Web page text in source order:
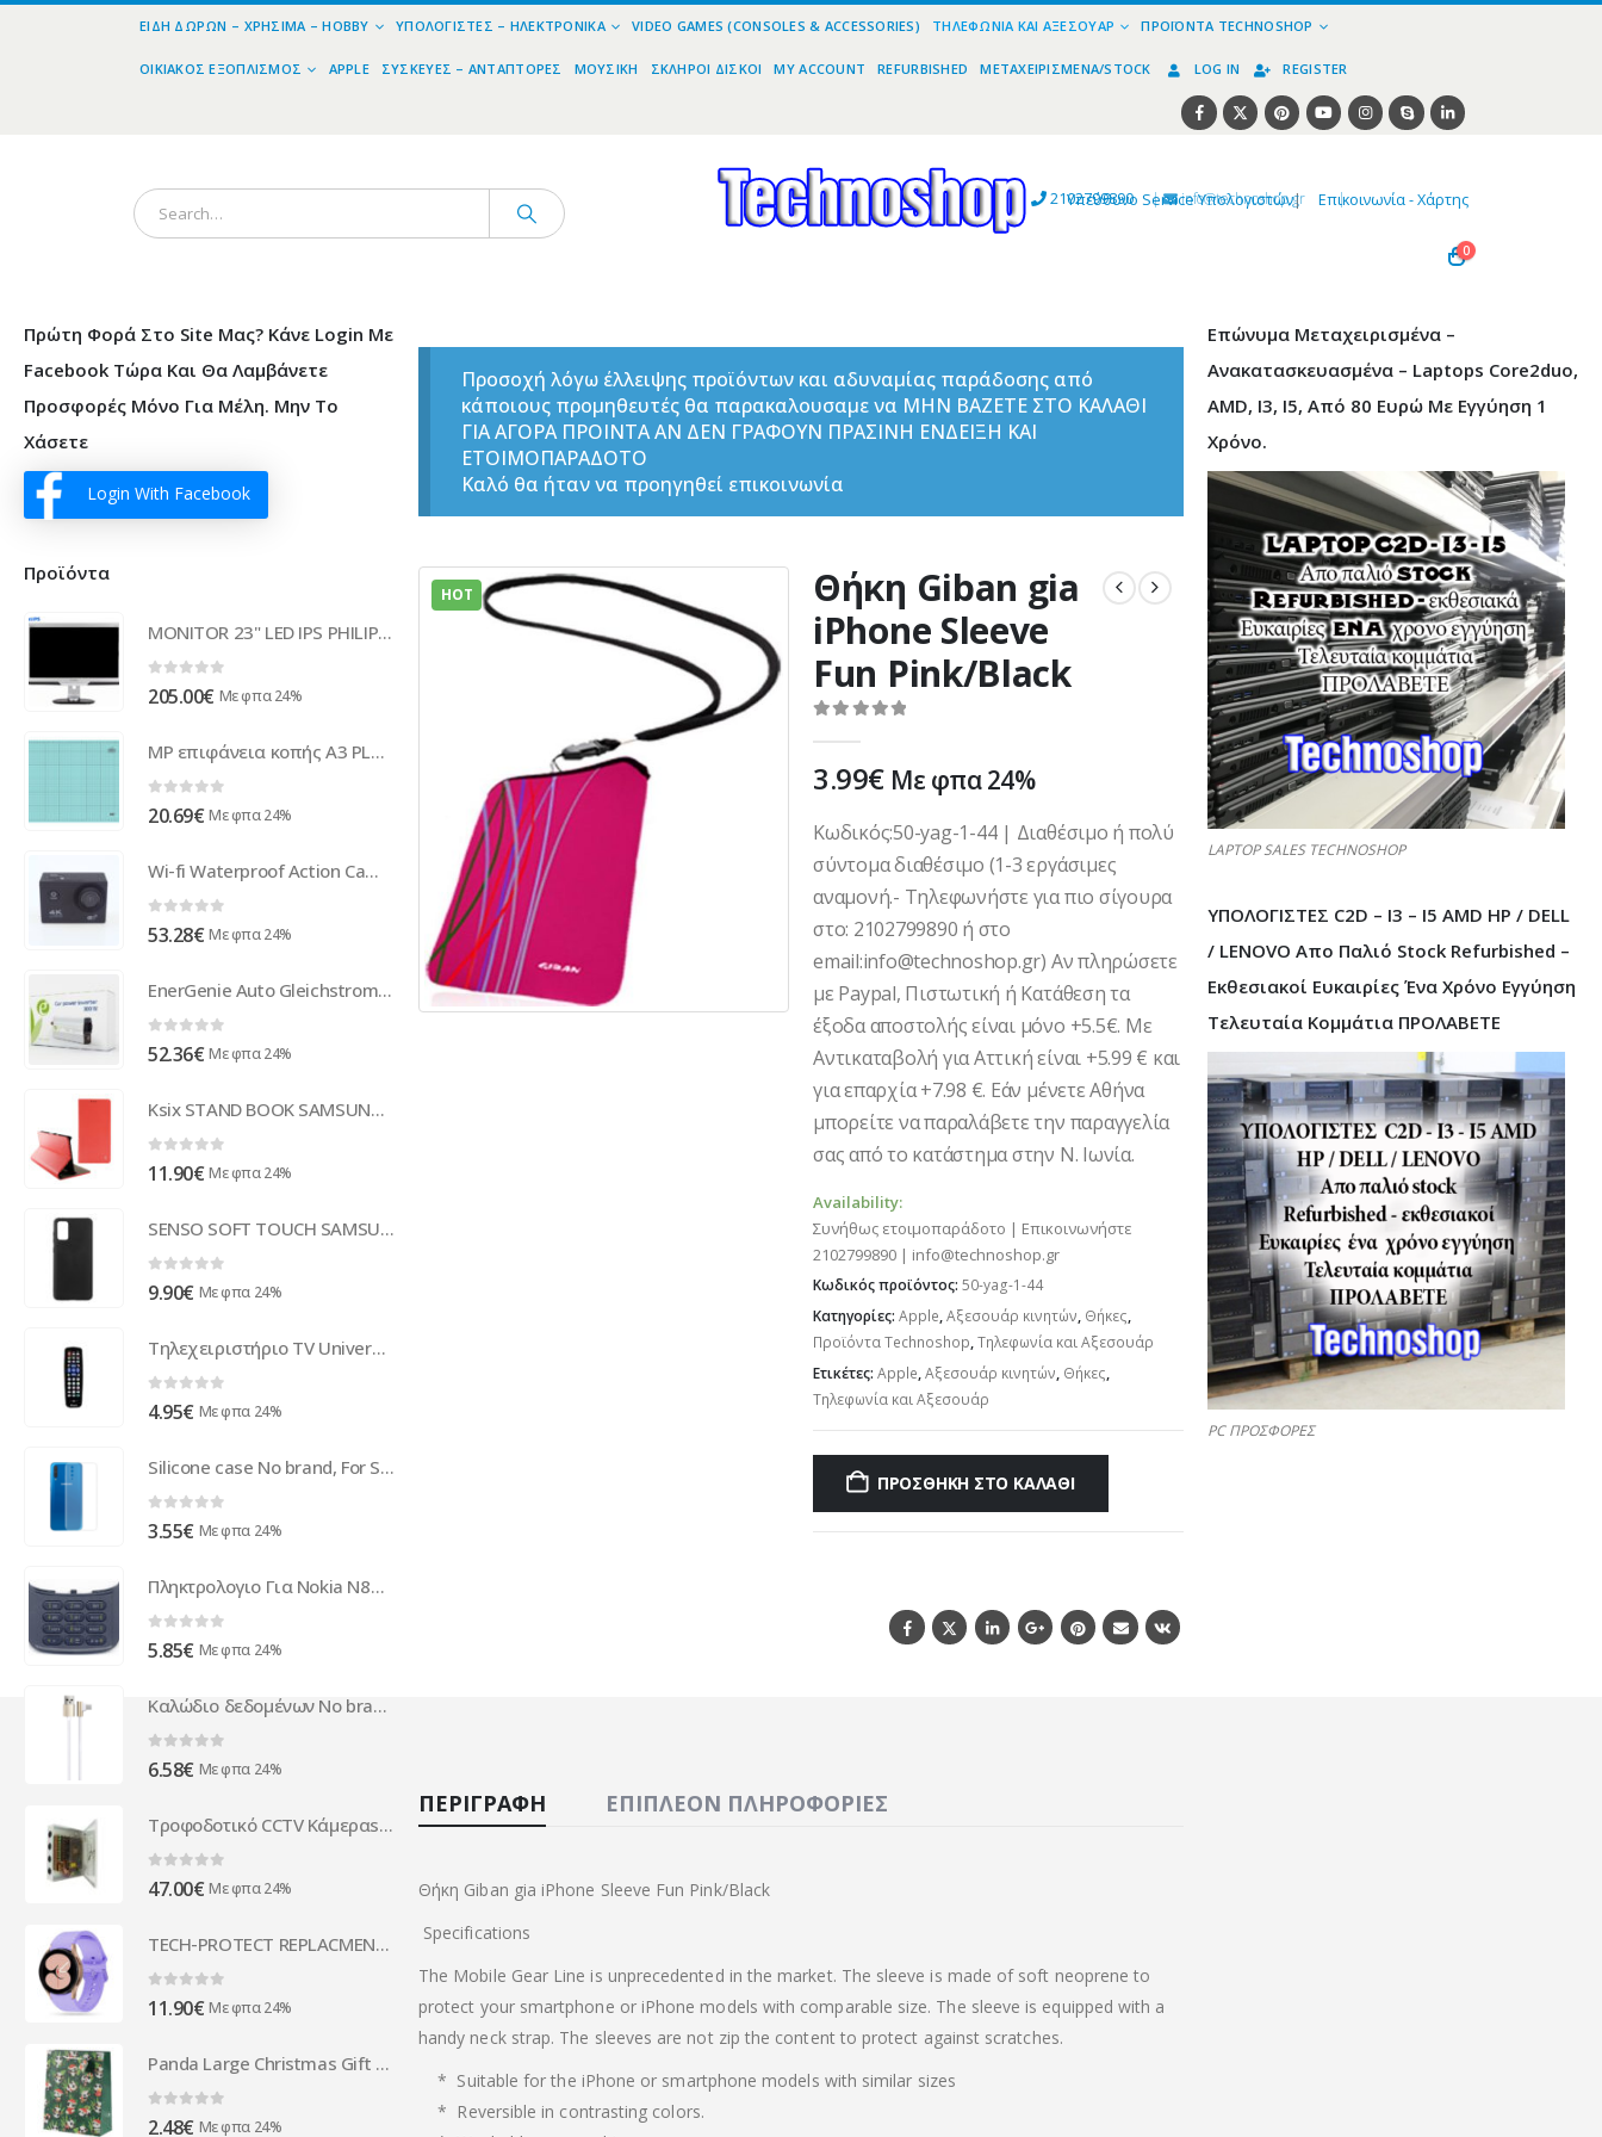
ΕΊΔΗ ΔΏΡΩΝ – ΧΡΉΣΙΜΑ – HOBBY ΥΠΟΛΟΓΙΣΤΈΣ – ΗΛΕΚΤΡΟΝΙΚΆ VIDEO GAMES (CONSOLES & ACCESSORIES) ΤΗΛΕΦΩΝΊΑ ΚΑΙ ΑΞΕΣΟΥΆΡ ΠΡΟΪΌΝΤΑ TECHNOSHOP
ΟΙΚΙΑΚΌΣ ΕΞΟΠΛΙΣΜΌΣ APPLE ΣΥΣΚΕΥΈΣ – ΑΝΤΆΠΤΟΡΕΣ ΜΟΥΣΙΚΉ ΣΚΛΗΡΟΊ ΔΊΣΚΟΙ MY ACCOUNT REFURBISHED ΜΕΤΑΧΕΙΡΙΣΜΈΝΑ/STOCK LOG IN REGISTER
2102799890 | info@technoshop,gr |
Υπεύθυνο Service Υπολογιστών| Επικοινωνία - Χάρτης
0
Προσοχή λόγω έλλειψης προϊόντων και αδυναμίας παράδοσης από
κάποιους προμηθευτές θα παρακαλουσαμε να ΜΗΝ ΒΑΖΕΤΕ ΣΤΟ ΚΑΛΑΘΙ
ΓΙΑ ΑΓΟΡΑ ΠΡΟΙΝΤΑ ΑΝ ΔΕΝ ΓΡΑΦΟΥΝ ΠΡΑΣΙΝΗ ΕΝΔΕΙΞΗ ΚΑΙ
ΕΤΟΙΜΟΠΑΡΑΔΟΤΟ
Καλό θα ήταν να προηγηθεί επικοινωνία
HOT
Θήκη Giban gia
iPhone Sleeve
Fun Pink/Black
3.99€ Με φπα 24%
Κωδικός:50-yag-1-44 | Διαθέσιμο ή πολύ
σύντομα διαθέσιμο (1-3 εργάσιμες
αναμονή.- Τηλεφωνήστε για πιο σίγουρα
στο: 2102799890 ή στο
email:info@technoshop.gr) Αν πληρώσετε
με Paypal, Πιστωτική ή Κατάθεση τα
έξοδα αποστολής είναι μόνο +5.5€. Με
Αντικαταβολή για Αττική είναι +5.99 € και
για επαρχία +7.98 €. Εάν μένετε Αθήνα
μπορείτε να παραλάβετε την παραγγελία
σας από το κατάστημα στην Ν. Ιωνία.
Availability:
Συνήθως ετοιμοπαράδοτο | Επικοινωνήστε
2102799890 | info@technoshop.gr
Κωδικός προϊόντος: 50-yag-1-44
Κατηγορίες: Apple,Αξεσουάρ κινητών, Θήκες,
Προϊόντα Technoshop,Τηλεφωνία και Αξεσουάρ
Ετικέτες: Apple,Αξεσουάρ κινητών, Θήκες,
Τηλεφωνία και Αξεσουάρ
ΠΡΟΣΘΉΚΗ ΣΤΟ ΚΑΛΆΘΙ
ΠΕΡΙΓΡΑΦΉ ΕΠΙΠΛΈΟΝ ΠΛΗΡΟΦΟΡΊΕΣ
Θήκη Giban gia iPhone Sleeve Fun Pink/Black
Specifications
The Mobile Gear Line is unprecedented in the market. The sleeve is made of soft neoprene to
protect your smartphone or iPhone models with comparable size. The sleeve is equipped with a
handy neck strap. The sleeves are not zip the content to protect against scratches.
* Suitable for the iPhone or smartphone models with similar sizes
* Reversible in contrasting colors.
Πρώτη Φορά Στο Site Μας? Κάνε Login Με
Facebook Τώρα Και Θα Λαμβάνετε
Προσφορές Μόνο Για Μέλη. Μην Το
Χάσετε
Login With Facebook
Προϊόντα
MONITOR 23" LED IPS PHILIPS 235PQ2 BL-SL WIDE MU GA
0 out of 5
205.00€ Με φπα 24%
MP επιφάνεια κοπής A3 PL906 με κλίμακα, 30x45cm, πράσινη
0 out of 5
20.69€ Με φπα 24%
Wi-fi Waterproof Action Camera 4K Μαύρο
0 out of 5
53.28€ Με φπα 24%
EnerGenie Auto Gleichstrom-Wechselstrom-Konverter 12 V DC 300 W EG-PWC-042
0 out of 5
52.36€ Με φπα 24%
Ksix STAND BOOK SAMSUNG GRAND PRIME pink outlet
0 out of 5
11.90€ Με φπα 24%
SENSO SOFT TOUCH SAMSUNG A31 black backcover
0 out of 5
9.90€ Με φπα 24%
Τηλεχειριστήριο TV Universal ( 30418 )
0out of 5
4.95€ Με φπα 24%
Silicone case No brand, For Samsung Galaxy A50, Transparent - 51625
0 out of 5
3.55€ Με φπα 24%
Πληκτρολογιο Για Nokia N86 Μαυρο OR Αριθμητικο Κατω (9796580)
0 out of 5
5.85€ Με φπα 24%
Καλώδιο δεδομένων No brand C01, Type-C, 1.5A, 1.0m - 14976
0out of 5
6.58€ Με φπα 24%
Τροφοδοτικό CCTV Κάμεραs 12v 5a 4ways
0out of 5
47.00€ Με φπα 24%
TECH-PROTECT REPLACMENT BAND ICON FOR SAMSUNG WATCH 4 / 5 / 5 PRO 40/42/44/45/46MM violet
0 out of 5
11.90€ Με φπα 24%
Panda Large Christmas Gift Bag
0 out of 5
2.48€ Με φπα 24%
Επώνυμα Μεταχειρισμένα –
Ανακατασκευασμένα – Laptops Core2duo,
AMD, I3, I5, Από 80 Ευρώ Με Εγγύηση 1
Χρόνο.
LAPTOP SALES TECHNOSHOP
ΥΠΟΛΟΓΙΣΤΕΣ C2D – I3 – I5 AMD HP / DELL
/ LENOVO Απο Παλιό Stock Refurbished –
Εκθεσιακοί Ευκαιρίες Ένα Χρόνο Εγγύηση
Τελευταία Κομμάτια ΠΡΟΛΑΒΕΤΕ
PC ΠΡΟΣΦΟΡΕΣ